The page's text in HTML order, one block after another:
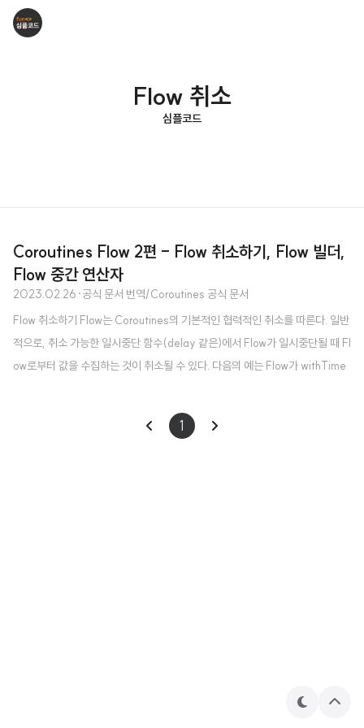
Flow 취소
심플코드
Coroutines Flow 2편 - Flow 취소하기, Flow 빌더,
Flow 중간 연산자
2023.02.26 ·공식 문서 번역/Coroutines 공식 문서
Flow 취소하기 Flow는 Coroutines의 기본적인 협력적인 취소를 따른다. 일반
적으로, 취소 가능한 일시중단 함수(delay 같은)에서 Flow가 일시중단될 때 Fl
ow로부터 값을 수집하는 것이 취소될 수 있다. 다음의 예는 Flow가 withTime
드 실행이 중지되는지 보여준다 : fun simple(): Flow = flow { for (i in 1..3)
{ delay(100) println("Emitting $i") emit(i) } } fun main() = runBlockin
1
테
상